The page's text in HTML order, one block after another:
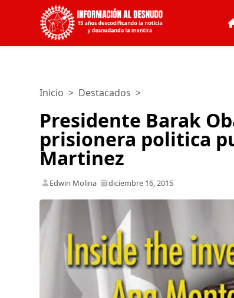
Inicio > Destacados >
Presidente Barak
prisionera politica
Martinez
Edwin Molina diciembre 16, 2015